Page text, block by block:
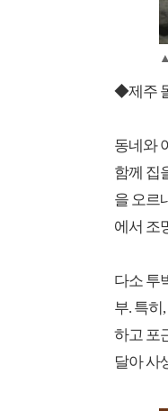
◆제주
동네와
함께 집
을 오르
에서 조
다소 투
부. 특히
하고 포
달아 사